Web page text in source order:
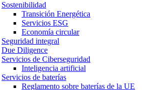
Sostenibilidad
Transición Energética
Servicios ESG
Economía circular
Seguridad integral
Due Diligence
Servicios de Ciberseguridad
Inteligencia artificial
Servicios de baterías
Reglamento sobre baterías de la UE